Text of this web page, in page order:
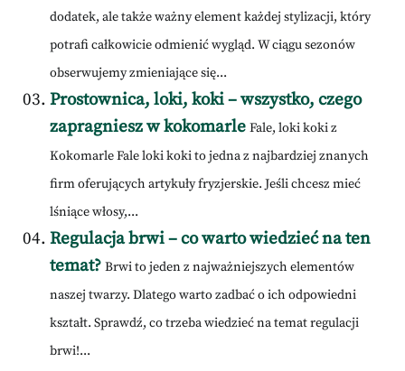
dodatek, ale także ważny element każdej stylizacji, który
potrafi całkowicie odmienić wygląd. W ciągu sezonów
obserwujemy zmieniające się...
Prostownica, loki, koki – wszystko, czego
zapragniesz w kokomarle Fale, loki koki z
Kokomarle Fale loki koki to jedna z najbardziej znanych
firm oferujących artykuły fryzjerskie. Jeśli chcesz mieć
lśniące włosy,...
Regulacja brwi – co warto wiedzieć na ten
temat? Brwi to jeden z najważniejszych elementów
naszej twarzy. Dlatego warto zadbać o ich odpowiedni
kształt. Sprawdź, co trzeba wiedzieć na temat regulacji
brwi!...